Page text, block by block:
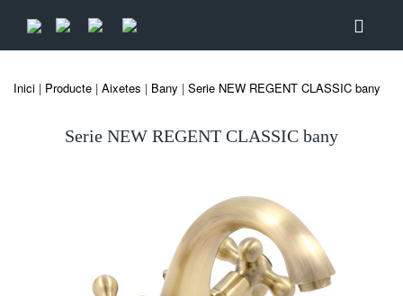
Inici | Producte | Aixetes | Bany | Serie NEW REGENT CLASSIC bany
Serie NEW REGENT CLASSIC bany